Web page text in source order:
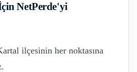
NetPerde'yi
ilçesinin her noktasına